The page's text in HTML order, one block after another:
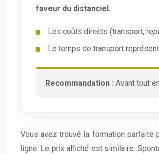
faveur du distanciel.
Les coûts directs (transport,
Le temps de transport
Recommandation : Avant tout
Vous avez trouvé la formation parfaite
ligne. Le prix affiché est similaire.